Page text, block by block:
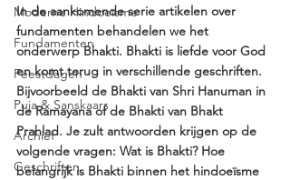
Moderne Hindoeïsme
Fundamenten
Feestdagen
Puja & Sanskaars
Archief
Geschriften
In de aankomende serie artikelen over
fundamenten behandelen we het
onderwerp Bhakti. Bhakti is liefde voor God
en komt terug in verschillende geschriften.
Bijvoorbeeld de Bhakti van Shri Hanuman in
de Ramayana of de Bhakti van Bhakt
Prahlad. Je zult antwoorden krijgen op de
volgende vragen: Wat is Bhakti? Hoe
belangrijk is Bhakti binnen het hindoeïsme